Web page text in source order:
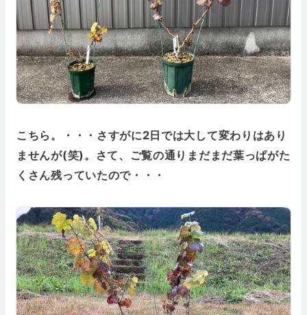
こちら。・・・さすがに2日では大して変わりはあり
ませんが(笑)。さて、ご覧の通りまだまだ葉っぱがた
くさん残っていたので・・・